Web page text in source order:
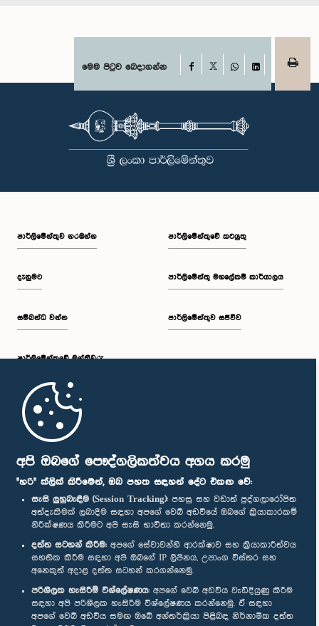
අපි ඔබගේ පෞද්ගලිකත්වය අගය කරමු
"හරි" ක්ලික් කිරීමෙන්, ඔබ පහත සඳහන් දේට එකඟ වේ:
සැසි ලුහුබැඳීම (Session Tracking): පහසු සහ වඩාත් පුද්ගලාරෝපිත
අත්දැකීමක් ලබාදීම සඳහා අපගේ වෙබ් අඩවියේ ඔබගේ ක්‍රියාකාරකම්
නිරීක්ෂණය කිරීමට අපි සැසි භාවිතා කරන්නෙමු.
දත්ත සටහන් කිරීම: අපගේ සේවාවන්හි ආරක්ෂාව සහ ක්‍රියාකාරීත්වය
සහතික කිරීම සඳහා අපි ඔබගේ IP ලිපිනය, උපාංග විස්තර සහ
අනෙකුත් අදාළ දත්ත සටහන් කරගන්නෙමු.
පරිශීලක හැසිරීම් විශ්ලේෂණය: අපගේ වෙබ් අඩවිය වැඩිදියුණු කිරීම
සඳහා අපි පරිශීලක හැසිරීම විශ්ලේෂණය කරන්නෙමු. ඒ සඳහා
අපගේ වෙබ් අඩවිය සමඟ ඔබේ අන්තර්ක්‍රියා පිළිබඳ නිර්නාමික දත්ත
මෙම පිටුව බෙදාගන්න Facebook
WhatsAppLinkedIn
පාර්ලි‌මේන්තුව නරඹන්න
දැනුමට
සම්බන්ධ වන්න
පාර්ලි‌මේන්තුවේ මන්ත්‍රීවරු
මුල් පිටුව
පාර්ලිමේන්තුවේ කටයුතු
පාර්ලිමේන්තු මහලේකම් කාර්යාලය
පාර්ලිමේන්තුව සජීවීව
පාර්ලිමේන්තු ජංගම යෙදුම
අප හා සම්බන්ධ වී සිටින්න :
සම්මාන